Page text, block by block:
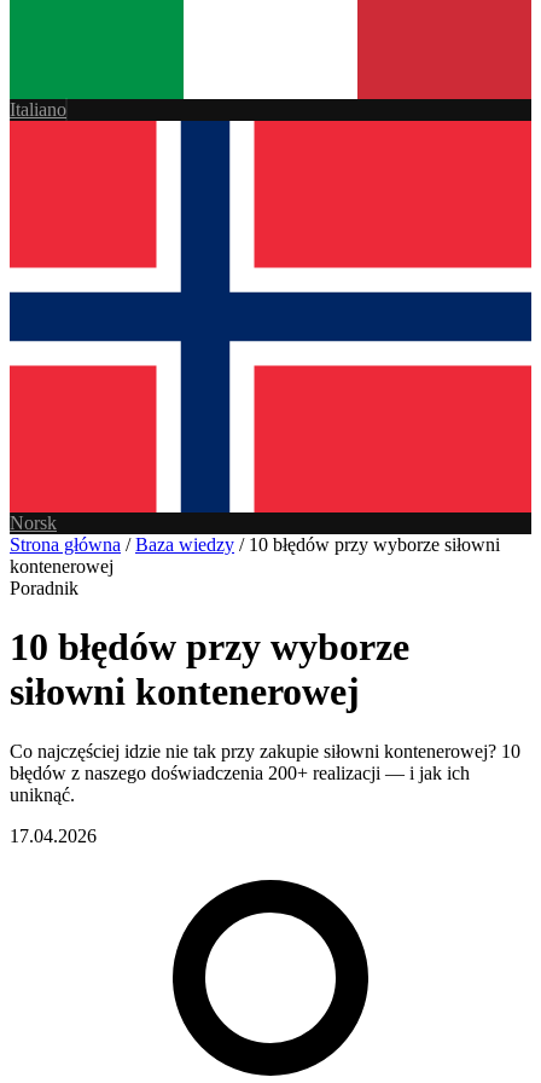
Italiano
Norsk
Strona główna / Baza wiedzy / 10 błędów przy wyborze siłowni
kontenerowej
Poradnik
10 błędów przy wyborze
siłowni kontenerowej
Co najczęściej idzie nie tak przy zakupie siłowni kontenerowej? 10
błędów z naszego doświadczenia 200+ realizacji — i jak ich
uniknąć.
17.04.2026